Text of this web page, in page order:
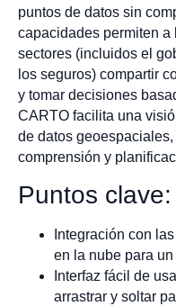
puntos de datos sin
capacidades permiten
sectores (incluidos el
los seguros) compartir
y tomar decisiones
CARTO facilita una
de datos
comprensión y
Puntos clave:
Integración con
en la nube para
Interfaz fácil de
arrastrar y soltar